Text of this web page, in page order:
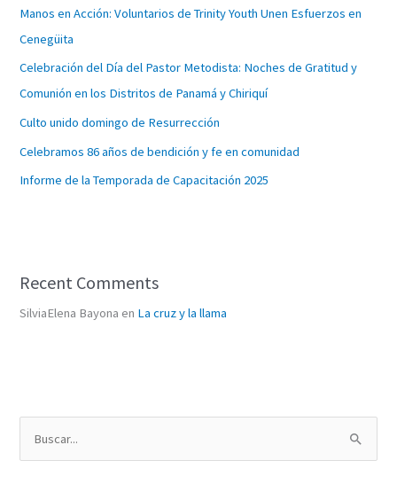
Manos en Acción: Voluntarios de Trinity Youth Unen Esfuerzos en
Cenegüita
Celebración del Día del Pastor Metodista: Noches de Gratitud y
Comunión en los Distritos de Panamá y Chiriquí
Culto unido domingo de Resurrección
Celebramos 86 años de bendición y fe en comunidad
Informe de la Temporada de Capacitación 2025
Recent Comments
SilviaElena Bayona en La cruz y la llama